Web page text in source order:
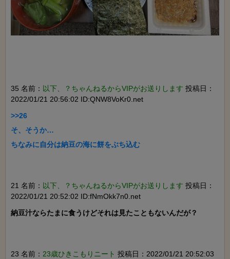
35 名前： 以下、？ちゃんねるからVIPがお送りします 投稿日：
2022/01/21 20:56:02 ID:QNW8VoKr0.net
>>26
そ、そうか…
ちなみに自分は納豆の海に餅をぶち込む
21 名前： 以下、？ちゃんねるからVIPがお送りします 投稿日：
2022/01/21 20:52:02 ID:fNmOkk7n0.net
納豆汁ならたまに食うけどそれは見たこともないんだが？
23 名前： 23歳ひきこもりニート 投稿日：2022/01/21 20:52:03